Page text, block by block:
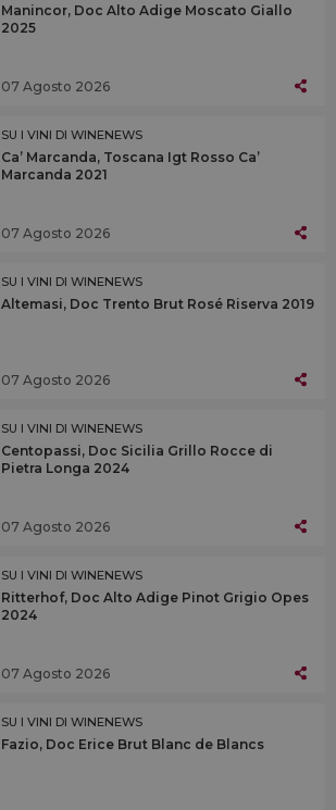
Manincor, Doc Alto Adige Moscato Giallo
2025
07 Agosto 2026
SU I VINI DI WINENEWS
Ca’ Marcanda, Toscana Igt Rosso Ca’
Marcanda 2021
07 Agosto 2026
SU I VINI DI WINENEWS
Altemasi, Doc Trento Brut Rosé Riserva 2019
07 Agosto 2026
SU I VINI DI WINENEWS
Centopassi, Doc Sicilia Grillo Rocce di
Pietra Longa 2024
07 Agosto 2026
SU I VINI DI WINENEWS
Ritterhof, Doc Alto Adige Pinot Grigio Opes
2024
07 Agosto 2026
SU I VINI DI WINENEWS
Fazio, Doc Erice Brut Blanc de Blancs